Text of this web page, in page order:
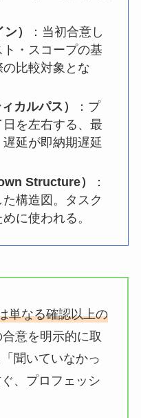
）
：当初合意し
・スコープの基
比較対象とな
カルパス）
：プ
を左右する、最
延が即納期遅延
Structure）
：
構造図。タスク
に使われる。
単なる確認以上の
意を明示的に取
聞いていなかっ
、プロフェッシ